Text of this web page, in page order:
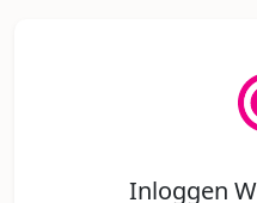
Inloggen